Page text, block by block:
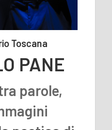
Toscana
PANE
parole,